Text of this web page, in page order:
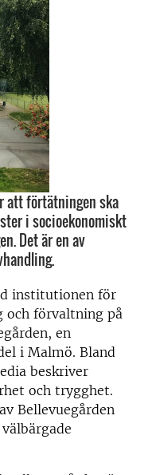
att förtätningen ska
i socioekonomiskt
Det är en av
institutionen för
och förvaltning på
en
i Malmö. Bland
beskriver
och trygghet.
Bellevuegården